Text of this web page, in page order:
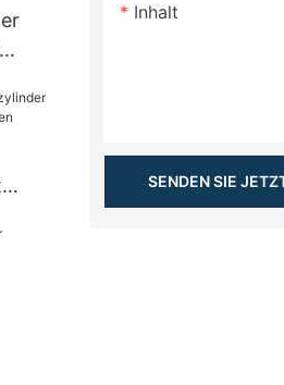
Inhalt
SENDEN SIE